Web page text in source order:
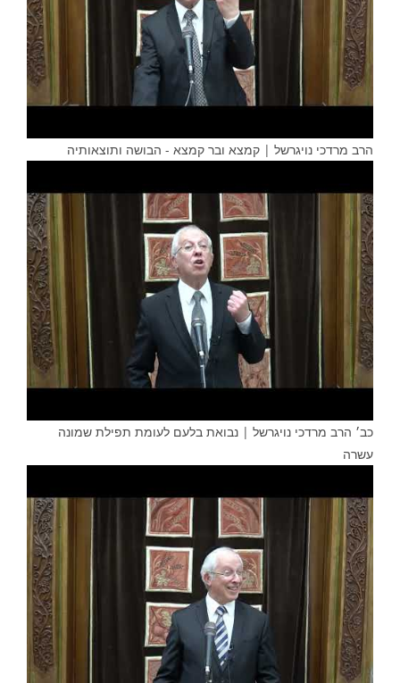
הרב מרדכי נויגרשל | קמצא ובר קמצא - הבושה ותוצאותיה
כב׳ הרב מרדכי נויגרשל | נבואת בלעם לעומת תפילת שמונה
עשרה